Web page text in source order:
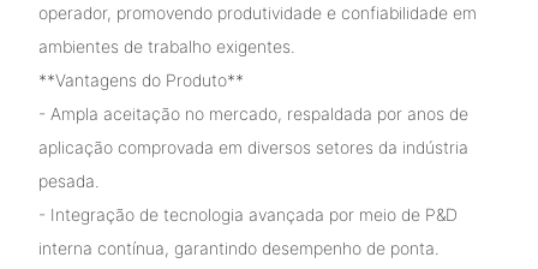
operador, promovendo produtividade e confiabilidade em
ambientes de trabalho exigentes.
**Vantagens do Produto**
- Ampla aceitação no mercado, respaldada por anos de
aplicação comprovada em diversos setores da indústria
pesada.
- Integração de tecnologia avançada por meio de P&D
interna contínua, garantindo desempenho de ponta.